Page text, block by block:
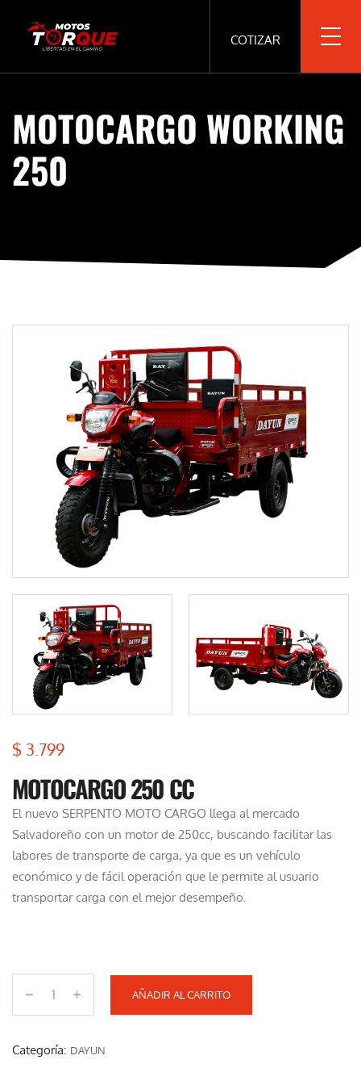
COTIZAR
MOTOCARGO WORKING
250
$ 3.799
MOTOCARGO 250 CC
El nuevo SERPENTO MOTO CARGO llega al mercado
Salvadoreño con un motor de 250cc, buscando facilitar las
labores de transporte de carga, ya que es un vehículo
económico y de fácil operación que le permite al usuario
transportar carga con el mejor desempeño.
M
T
AÑADIR AL CARRITO
Categoría: DAYUN